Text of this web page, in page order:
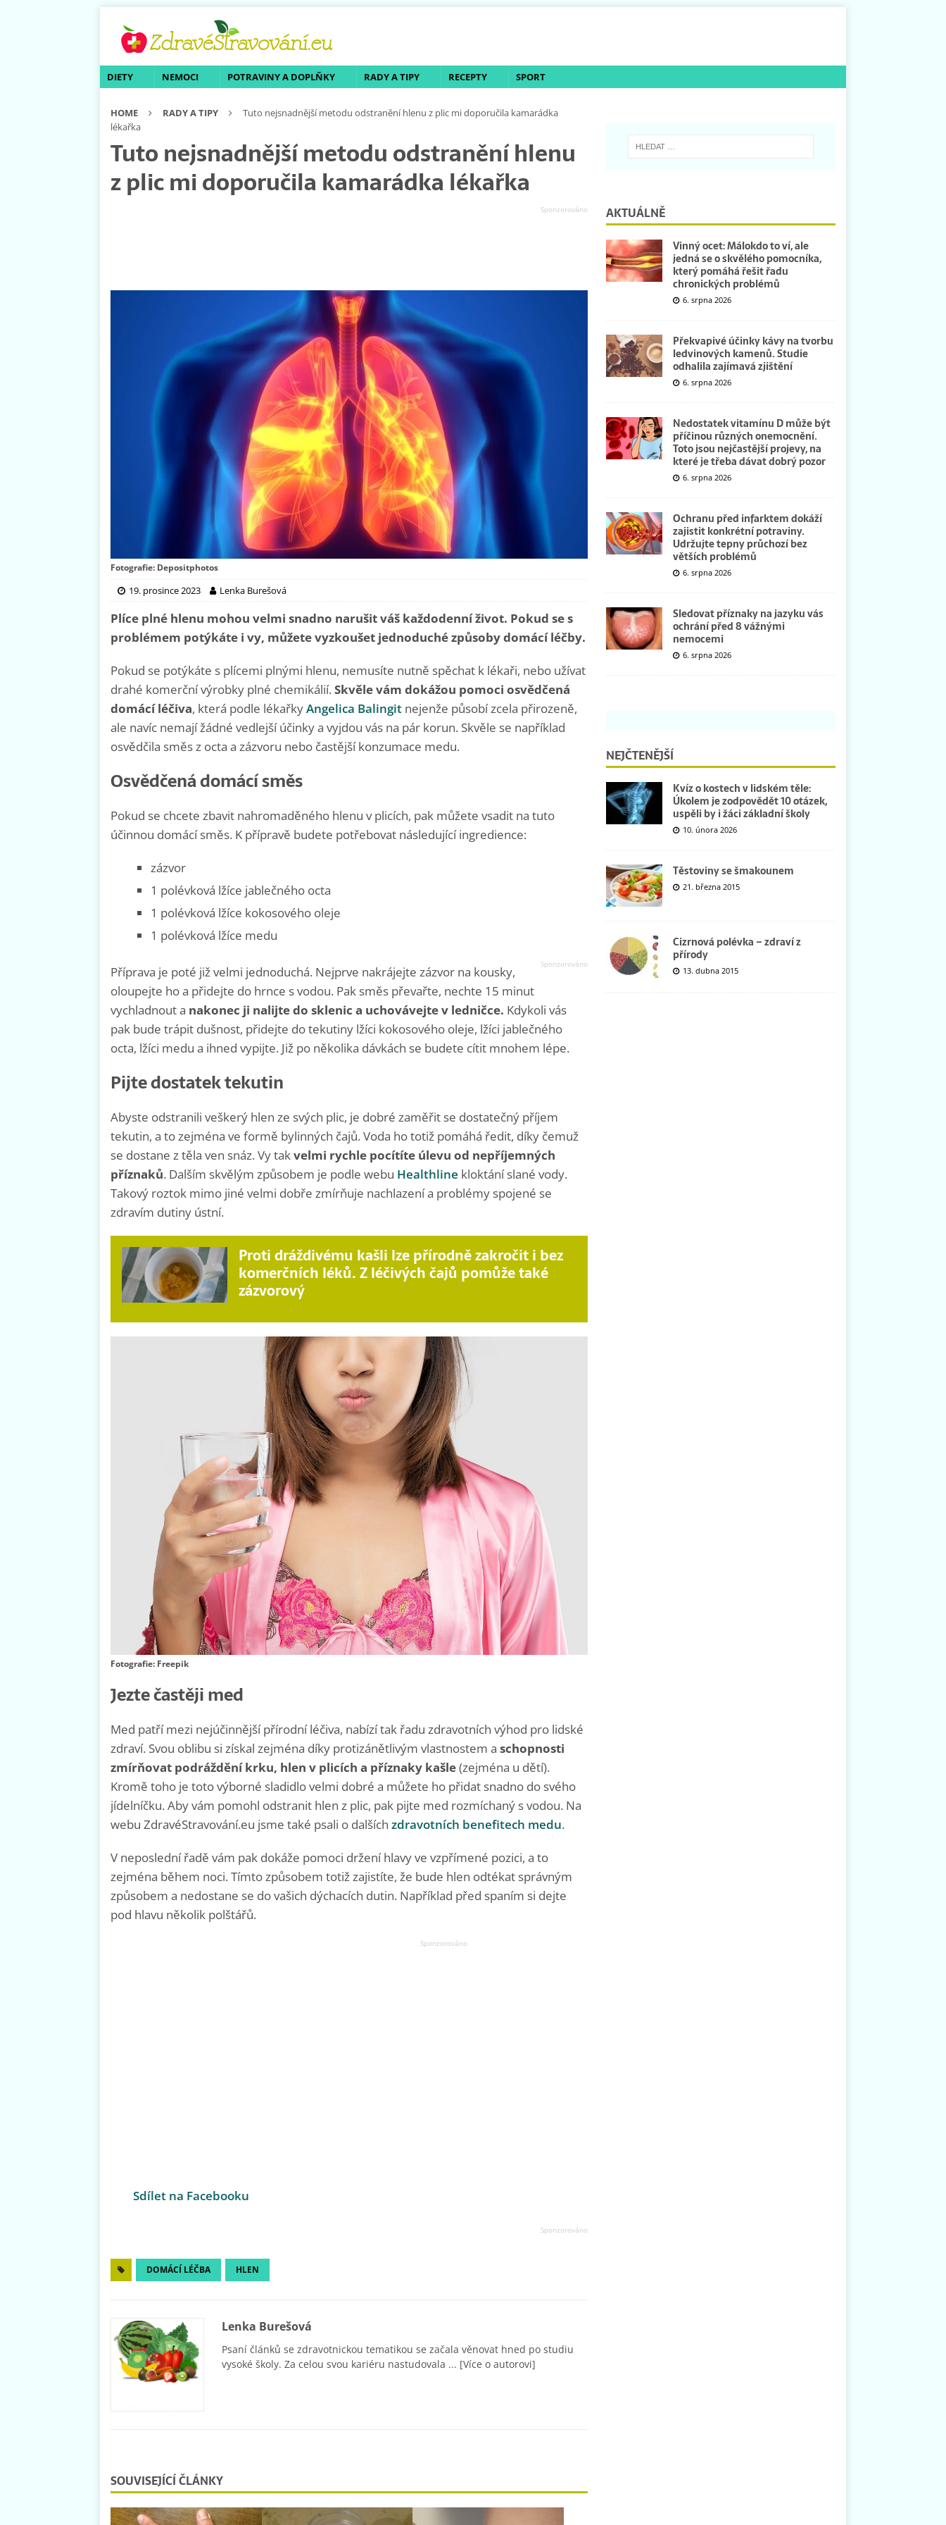
DIETY NEMOCI POTRAVINY A DOPLŇKY RADY A TIPY RECEPTY SPORT
HOME RADY A TIPY
Tuto nejsnadnější metodu odstranění hlenu z plic mi doporučila kamarádka
lékařka
Tuto nejsnadnější metodu odstranění hlenu
z plic mi doporučila kamarádka lékařka
Fotografie: Depositphotos
19. prosince 2023 Lenka Burešová
Plíce plné hlenu mohou velmi snadno narušit váš každodenní život. Pokud se s
problémem potýkáte i vy, můžete vyzkoušet jednoduché způsoby domácí léčby.
Pokud se potýkáte s plícemi plnými hlenu, nemusíte nutně spěchat k lékaři, nebo užívat
drahé komerční výrobky plné chemikálií. Skvěle vám dokážou pomoci osvědčená
domácí léčiva, která podle lékařkyAngelica Balingit nejenže působí zcela přirozeně,
ale navíc nemají žádné vedlejší účinky a vyjdou vás na pár korun. Skvěle se například
osvědčila směs z octa a zázvoru nebo častější konzumace medu.
Osvědčená domácí směs
Pokud se chcete zbavit nahromaděného hlenu v plicích, pak můžete vsadit na tuto
účinnou domácí směs. K přípravě budete potřebovat následující ingredience:
zázvor
1 polévková lžíce jablečného octa
1 polévková lžíce kokosového oleje
1 polévková lžíce medu
Příprava je poté již velmi jednoduchá. Nejprve nakrájejte zázvor na kousky,
oloupejte ho a přidejte do hrnce s vodou. Pak směs převařte, nechte 15 minut
vychladnout a nakonec ji nalijte do sklenic a uchovávejte v ledničce. Kdykoli vás
pak bude trápit dušnost, přidejte do tekutiny lžíci kokosového oleje, lžíci jablečného
octa, lžíci medu a ihned vypijte. Již po několika dávkách se budete cítit mnohem lépe.
Pijte dostatek tekutin
Abyste odstranili veškerý hlen ze svých plic, je dobré zaměřit se dostatečný příjem
tekutin, a to zejména ve formě bylinných čajů. Voda ho totiž pomáhá ředit, díky čemuž
se dostane z těla ven snáz. Vy takvelmi rychle pocítíte úlevu od nepříjemných
příznaků. Dalším skvělým způsobem je podle webu Healthline kloktání slané vody.
Takový roztok mimo jiné velmi dobře zmírňuje nachlazení a problémy spojené se
zdravím dutiny ústní.
Proti dráždivému kašli lze přírodně zakročit i bez
komerčních léků. Z léčivých čajů pomůže také
zázvorový
Fotografie: Freepik
Jezte častěji med
Med patří mezi nejúčinnější přírodní léčiva, nabízí tak řadu zdravotních výhod pro lidské
zdraví. Svou oblibu si získal zejména díky protizánětlivým vlastnostem a schopnosti
zmírňovat podráždění krku, hlen v plicích a příznaky kašle(zejména u dětí).
Kromě toho je toto výborné sladidlo velmi dobré a můžete ho přidat snadno do svého
jídelníčku. Aby vám pomohl odstranit hlen z plic, pak pijte med rozmíchaný s vodou. Na
webu ZdravéStravování.eu jsme také psali o dalších zdravotních benefitech medu.
V neposlední řadě vám pak dokáže pomoci držení hlavy ve vzpřímené pozici, a to
zejména během noci. Tímto způsobem totiž zajistíte, že bude hlen odtékat správným
způsobem a nedostane se do vašich dýchacích dutin. Například před spaním si dejte
pod hlavu několik polštářů.
Sdílet na Facebooku
DOMÁCÍ LÉČBA HLEN
Lenka Burešová
Psaní článků se zdravotnickou tematikou se začala věnovat hned po studiu
vysoké školy. Za celou svou kariéru nastudovala ... [Více o autorovi]
SOUVISEJÍCÍ ČLÁNKY
AKTUÁLNĚ
Vinný ocet: Málokdo to ví, ale
jedná se o skvělého pomocníka,
který pomáhá řešit řadu
chronických problémů
6. srpna 2026
Překvapivé účinky kávy na tvorbu
ledvinových kamenů. Studie
odhalila zajímavá zjištění
6. srpna 2026
Nedostatek vitamínu D může být
příčinou různých onemocnění.
Toto jsou nejčastější projevy, na
které je třeba dávat dobrý pozor
6. srpna 2026
Ochranu před infarktem dokáží
zajistit konkrétní potraviny.
Udržujte tepny průchozí bez
větších problémů
6. srpna 2026
Sledovat příznaky na jazyku vás
ochrání před 8 vážnými
nemocemi
6. srpna 2026
NEJČTENĚJŠÍ
Kvíz o kostech v lidském těle:
Úkolem je zodpovědět 10 otázek,
uspěli by i žáci základní školy
10. února 2026
Těstoviny se šmakounem
21. března 2015
Cizrnová polévka – zdraví z
přírody
13. dubna 2015